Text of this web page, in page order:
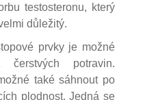
testosteronu, který
důležitý.
prvky je možné
potravin.
také sáhnout po
plodnost. Jedná se